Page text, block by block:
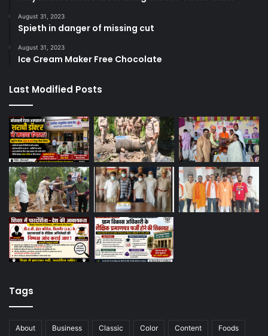
August 31, 2023
Spieth in danger of missing cut
August 31, 2023
Ice Cream Maker Free Chocolate
Last Modified Posts
Tags
About Business Classic Color Content Foods